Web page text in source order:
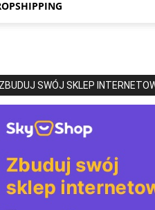
ZBUDUJ SWÓJ SKLEP